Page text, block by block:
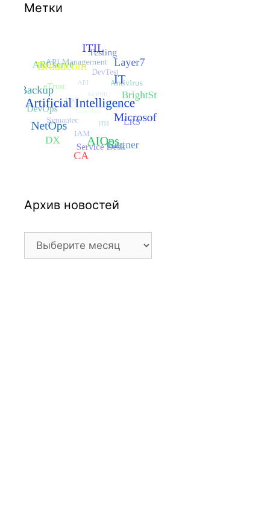
Метки
Архив новостей
Архив
новостей